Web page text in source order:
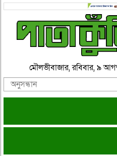
মৌলভীবাজার, রবিবার, ৯